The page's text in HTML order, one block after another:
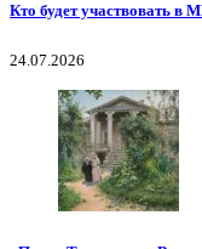
Кто будет участвовать в
24.07.2026